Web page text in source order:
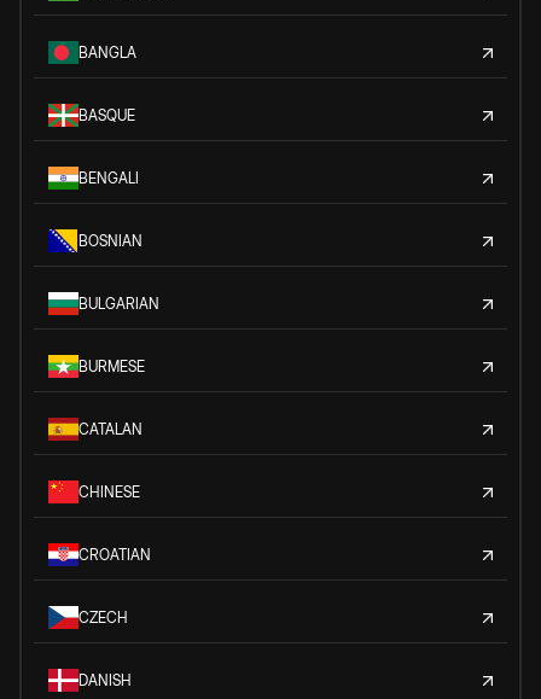
BANGLA
BASQUE
BENGALI
BOSNIAN
BULGARIAN
BURMESE
CATALAN
CHINESE
CROATIAN
CZECH
DANISH